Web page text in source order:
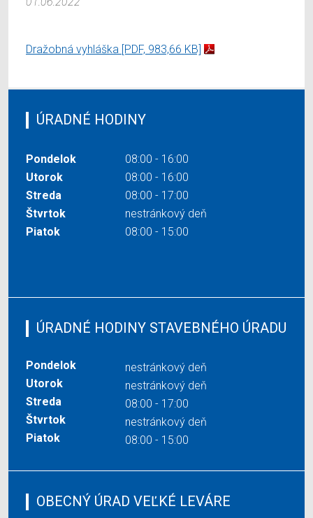
Dražobná vyhláška [PDF, 983,66 KB]
ÚRADNÉ HODINY
Pondelok
08:00 - 16:00
Utorok
08:00 - 16:00
Streda
08:00 - 17:00
Štvrtok
nestránkový deň
Piatok
08:00 - 15:00
ÚRADNÉ HODINY STAVEBNÉHO ÚRADU
Pondelok
nestránkový deň
Utorok
nestránkový deň
Streda
08:00 - 17:00
Štvrtok
nestránkový deň
Piatok
08:00 - 15:00
OBECNÝ ÚRAD VEĽKÉ LEVÁRE